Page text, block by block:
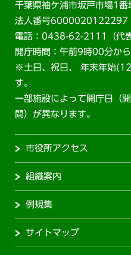
千葉県袖ケ浦市坂戸市場1番
法人番号6000020122297
電話：0438-62-2111（代表
開庁時間：午前9時00分か
※土日、祝日、 年末年始
す。
一部施設によって開庁日（
間）が異なります。
市役所アクセス
組織案内
例規集
サイトマップ